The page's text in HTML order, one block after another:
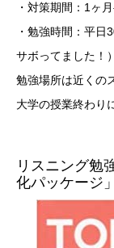
・対策期間：1ヶ
・勉強時間：平
サボってました！）
勉強場所は近くの
大学の授業終わり
リスニング勉
化パッケージ